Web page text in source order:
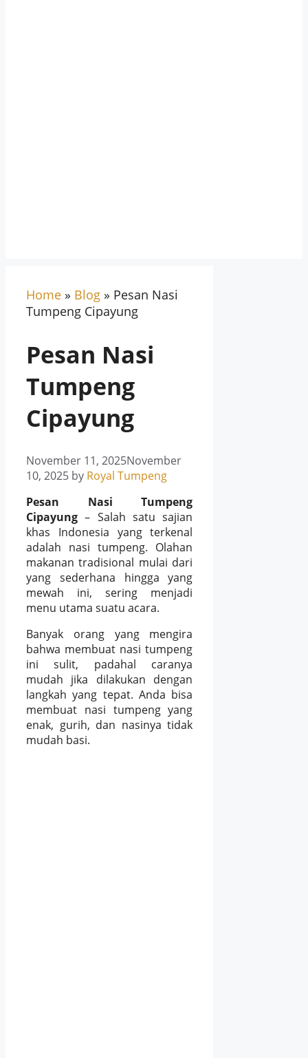
Home » Blog » Pesan Nasi
Tumpeng Cipayung
Pesan Nasi
Tumpeng
Cipayung
November 11, 2025November
10, 2025 by Royal Tumpeng
Pesan Nasi Tumpeng
Cipayung – Salah satu sajian
khas Indonesia yang terkenal
adalah nasi tumpeng. Olahan
makanan tradisional mulai dari
yang sederhana hingga yang
mewah ini, sering menjadi
menu utama suatu acara.
Banyak orang yang mengira
bahwa membuat nasi tumpeng
ini sulit, padahal caranya
mudah jika dilakukan dengan
langkah yang tepat. Anda bisa
membuat nasi tumpeng yang
enak, gurih, dan nasinya tidak
mudah basi.